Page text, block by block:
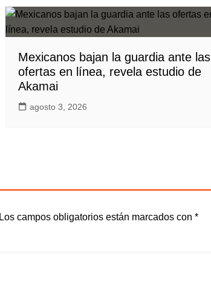
Mexicanos bajan la guardia ante las
ofertas en línea, revela estudio de
Akamai
agosto 3, 2026
Los campos obligatorios están marcados con *